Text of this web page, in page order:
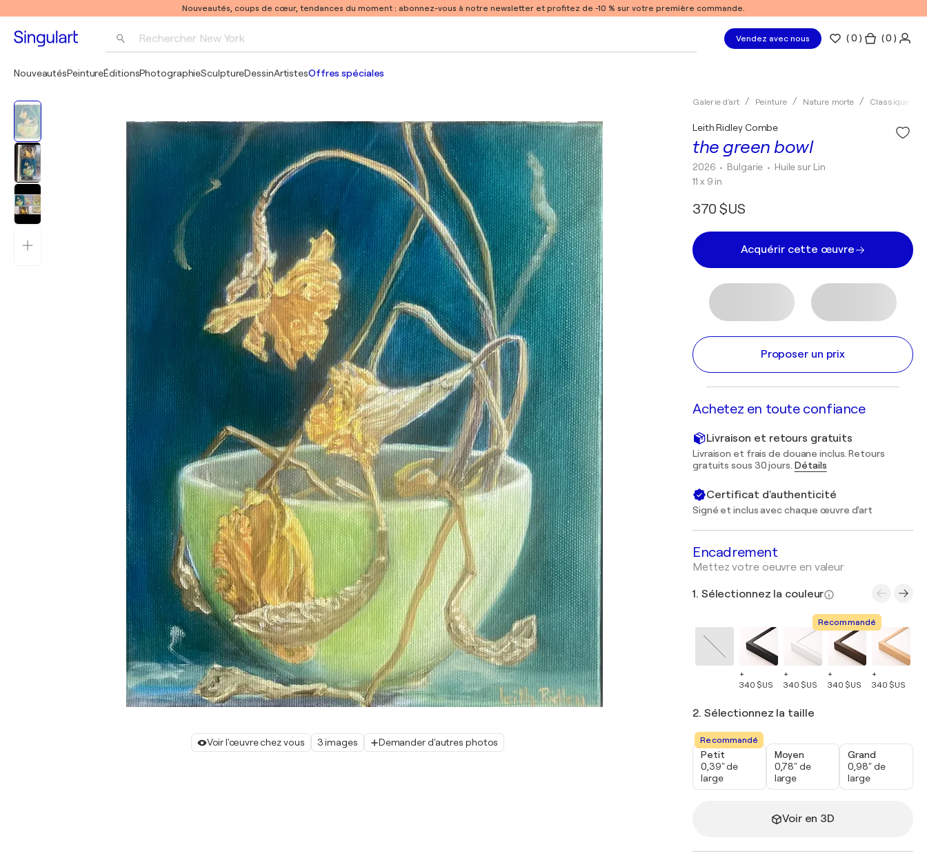
Nouveautés, coups de cœur, tendances du moment : abonnez-vous à notre newsletter et profitez de -10 % sur votre première commande.
Rechercher New York
Pablo Picasso
Vendez avec nous (0 ) ( 0 )
NouveautésPeintureÉditionsPhotographieSculptureDessinArtistesOffres spéciales
Voir l'œuvre chez vous 3 images Demander d'autres photos
Galerie d'art Peinture Nature morte Classique
the green bowl
Leith Ridley Combe
2026 • Bulgarie • Huile sur Lin
11 x 9 in
370 $US
Acquérir cette œuvre
Proposer un prix
Achetez en toute confiance
Livraison et retours gratuits
Livraison et frais de douane inclus. Retours
gratuits sous 30 jours. Détails
Certificat d'authenticité
Signé et inclus avec chaque œuvre d'art
Encadrement
Mettez votre oeuvre en valeur
1. Sélectionnez la couleur
+
340 $US
+
340 $US
Recommandé
+
340 $US
+
340 $US
2. Sélectionnez la taille
Recommandé
Petit
0,39" de
large
Moyen
0,78" de
large
Grand
0,98" de
large
Voir en 3D